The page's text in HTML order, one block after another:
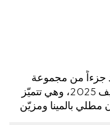
جزءاً من مجموعة
المجوهرات العصرية لما قبل الخريف 2025، وهي تتميّز
مطلي بالمينا ومزيّن